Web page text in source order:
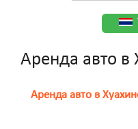
Аренда авто в
Аренда авто в